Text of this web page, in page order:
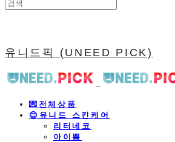
유니드픽 (UNEED PICK)
💌전체상품
😊유니드 스킨케어
리터네코
아이쁨